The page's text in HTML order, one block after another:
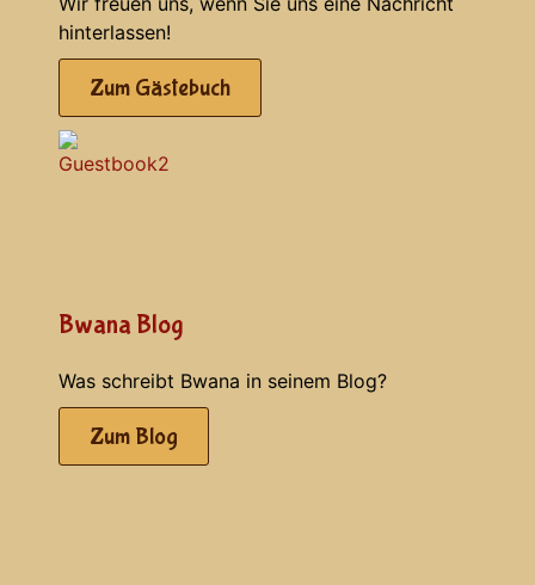
hinterlassen!
Zum Gästebuch
Bwana Blog
Was schreibt Bwana in seinem Blog?
Zum Blog